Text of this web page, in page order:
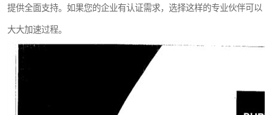
提供全面支持。如果您的企业有认证需求，选择这样的专业伙伴可以
大大加速过程。